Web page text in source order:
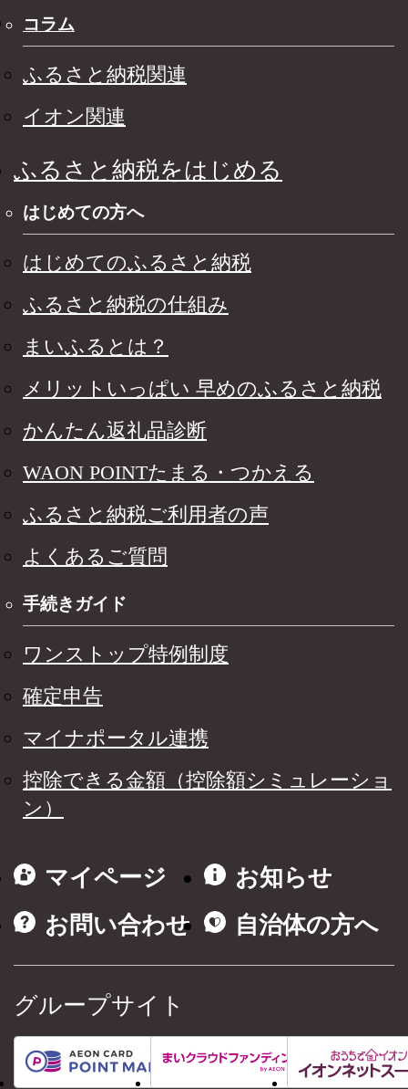
コラム
ふるさと納税関連
イオン関連
ふるさと納税をはじめる
はじめての方へ
はじめてのふるさと納税
ふるさと納税の仕組み
まいふるとは？
メリットいっぱい 早めのふるさと納税
かんたん返礼品診断
WAON POINTたまる・つかえる
ふるさと納税ご利用者の声
よくあるご質問
手続きガイド
ワンストップ特例制度
確定申告
マイナポータル連携
控除できる金額（控除額シミュレーショ
ン）
マイページ
お知らせ
お問い合わせ
自治体の方へ
グループサイト